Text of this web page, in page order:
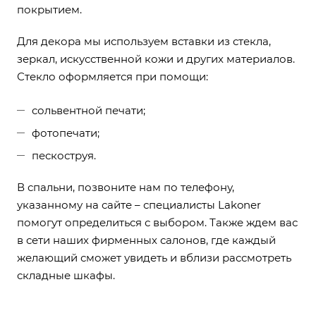
покрытием.
Для декора мы используем вставки из стекла,
зеркал, искусственной кожи и других материалов.
Стекло оформляется при помощи:
сольвентной печати;
фотопечати;
пескоструя.
В спальни, позвоните нам по телефону,
указанному на сайте – специалисты Lakoner
помогут определиться с выбором. Также ждем вас
в сети наших фирменных салонов, где каждый
желающий сможет увидеть и вблизи рассмотреть
складные шкафы.